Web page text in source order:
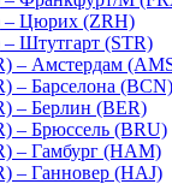
– Цюрих (ZRH)
– Штутгарт (STR)
– Амстердам
– Барселона (BCN)
– Берлин (BER)
– Брюссель (BRU)
– Гамбург (HAM)
– Ганновер (HAJ)